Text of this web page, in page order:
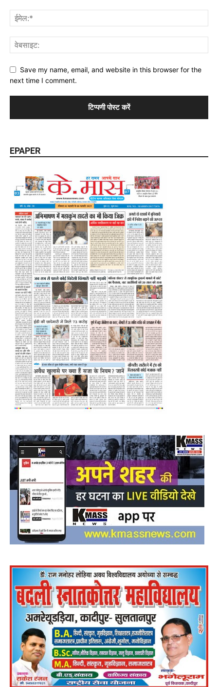
Save my name, email, and website in this browser for the
next time I comment.
EPAPER